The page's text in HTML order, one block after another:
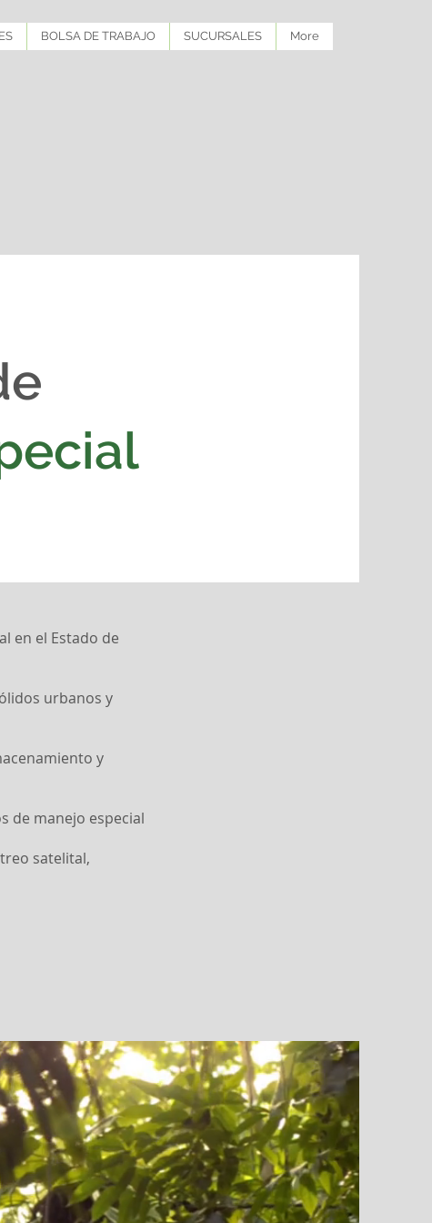
BOLSA DE TRABAJO SUCURSALES More
en el Estado de
urbanos y
y
de manejo especial
satelital,